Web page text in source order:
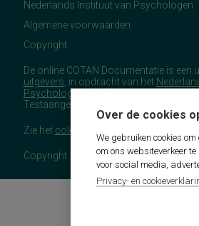
Over de cookies
We gebruiken cookies
om ons websiteverkeer
voor social media,
Privacy- en
Nederlands Instituut van Psychologen
Algemene voorwaarden
Copyright
De online COTAN Documentatie is een
uitgevers , in opdracht van het
Psychologen(NIP), namens de
Testaangelegenheden Nederland
Zie het colofon
Copyright 2026 - COTAN Documentatie